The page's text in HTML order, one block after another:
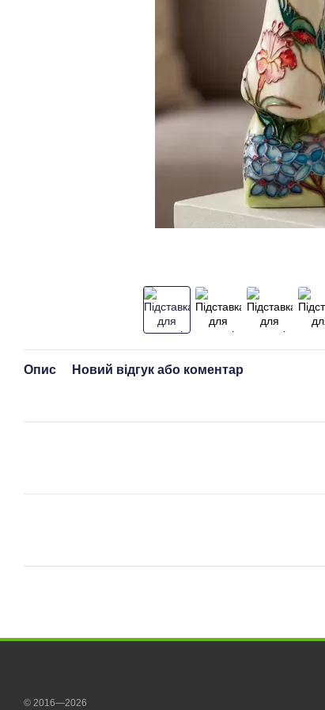
Опис Новий відгук або коментар
© 2016—2026